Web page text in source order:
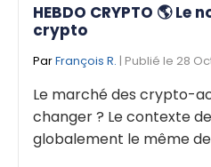
HEBDO CRYPTO 🌎
crypto
ParFrançois R. | Publié le 28
Le marché des crypto-
changer ? Le contexte
globalement le même